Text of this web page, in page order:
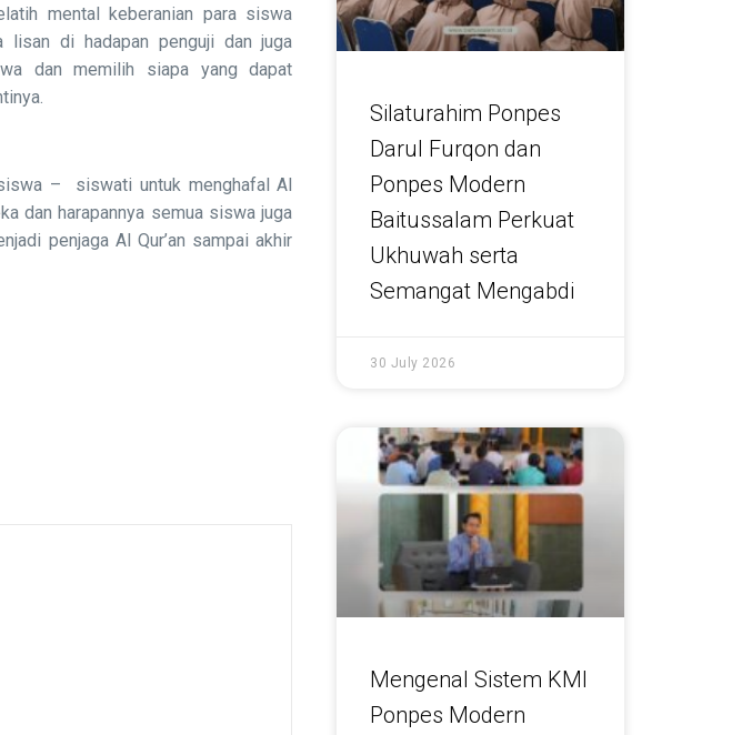
mental keberanian para siswa
lisan di hadapan penguji dan juga
dan memilih siapa yang dapat
– siswati untuk menghafal Al
dan harapannya semua siswa juga
penjaga Al Qur’an sampai akhir
Silaturahim Ponpes
Darul Furqon dan
Ponpes Modern
Baitussalam Perkuat
Ukhuwah serta
Semangat Mengabdi
30 July 2026
Mengenal Sistem KMI
Ponpes Modern